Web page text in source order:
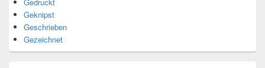
Geknipst
Geschrieben
Gezeichnet